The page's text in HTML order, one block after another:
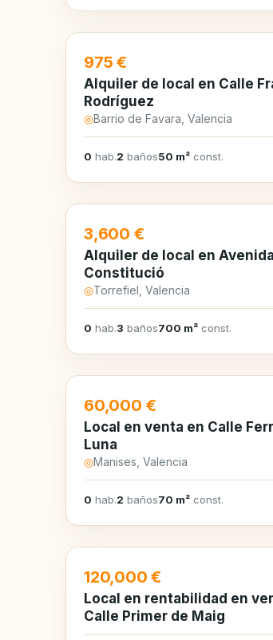
EN ALQUILER
975 €
Alquiler de local en Calle
Rodríguez
◎Barrio de Favara, Valencia
0 hab.2 baños50 m² const.
EN ALQUILER
3,600 €
Alquiler de local en
Constitució
◎Torrefiel, Valencia
0 hab.3 baños700 m² const.
EN VENTA
60,000 €
Local en venta en Calle
Luna
◎Manises, Valencia
0 hab.2 baños70 m² const.
EN VENTA
120,000 €
Local en rentabilidad en
Calle Primer de Maig